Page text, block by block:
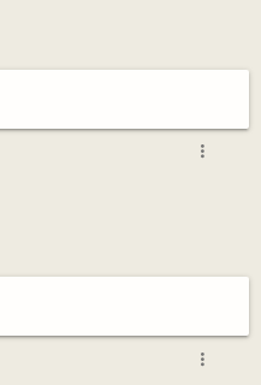
more_vert
more_vert